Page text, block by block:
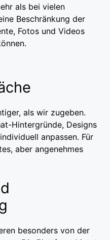
als bei vielen
Beschränkung der
Fotos und Videos
als wir zugeben.
Hintergründe, Designs
anpassen. Für
aber angenehmes
besonders von der